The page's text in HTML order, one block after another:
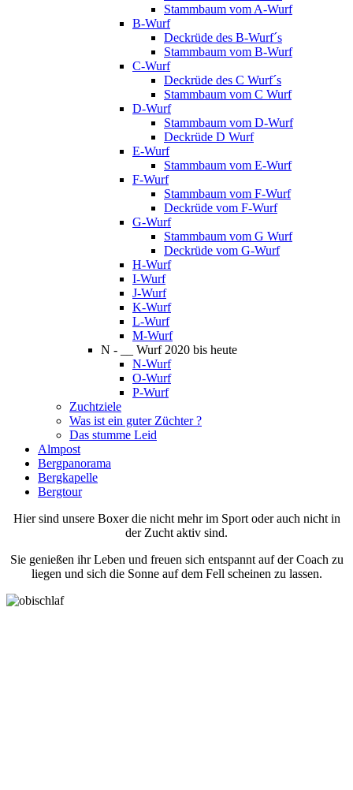
Stammbaum vom A-Wurf
B-Wurf
Deckrüde des B-Wurf´s
Stammbaum vom B-Wurf
C-Wurf
Deckrüde des C Wurf´s
Stammbaum vom C Wurf
D-Wurf
Stammbaum vom D-Wurf
Deckrüde D Wurf
E-Wurf
Stammbaum vom E-Wurf
F-Wurf
Stammbaum vom F-Wurf
Deckrüde vom F-Wurf
G-Wurf
Stammbaum vom G Wurf
Deckrüde vom G-Wurf
H-Wurf
I-Wurf
J-Wurf
K-Wurf
L-Wurf
M-Wurf
N - __ Wurf 2020 bis heute
N-Wurf
O-Wurf
P-Wurf
Zuchtziele
Was ist ein guter Züchter ?
Das stumme Leid
Almpost
Bergpanorama
Bergkapelle
Bergtour
Hier sind unsere Boxer die nicht mehr im Sport oder auch nicht in
der Zucht aktiv sind.
Sie genießen ihr Leben und freuen sich entspannt auf der Coach zu
liegen und sich die Sonne auf dem Fell scheinen zu lassen.